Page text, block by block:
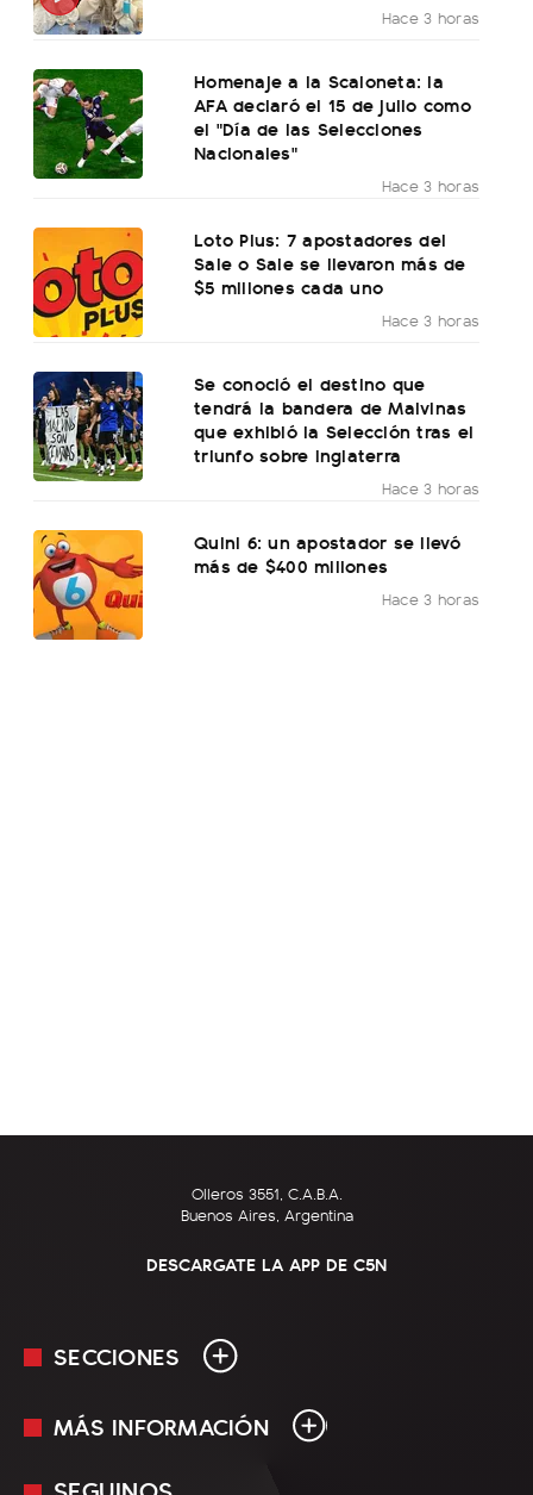
Hace 3 horas
Homenaje a la Scaloneta: la
AFA declaró el 15 de julio como
el "Día de las Selecciones
Nacionales"
Hace 3 horas
Loto Plus: 7 apostadores del
Sale o Sale se llevaron más de
$5 millones cada uno
Hace 3 horas
Se conoció el destino que
tendrá la bandera de Malvinas
que exhibió la Selección tras el
triunfo sobre Inglaterra
Hace 3 horas
Quini 6: un apostador se llevó
más de $400 millones
Hace 3 horas
Olleros 3551, C.A.B.A.
Buenos Aires, Argentina
DESCARGATE LA APP DE C5N
SECCIONES
En Vivo
MÁS INFORMACIÓN